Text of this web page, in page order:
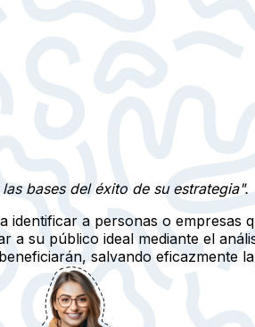
bases del éxito de su estrategia".
a personas o empresas
su público ideal mediante el
salvando eficazmente